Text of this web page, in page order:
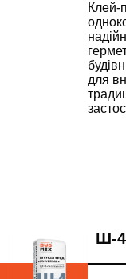
Клей-
для
Ш-